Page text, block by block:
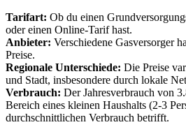
Tarifart: Ob du einen
oder einen Online-Tarif hast.
Anbieter: Verschiedene Gasversorger
Preise.
Regionale Unterschiede: Die Preise
und Stadt, insbesondere durch lokale
Verbrauch: Der Jahresverbrauch von
Bereich eines kleinen Haushalts (2-3
durchschnittlichen Verbrauch betrifft.